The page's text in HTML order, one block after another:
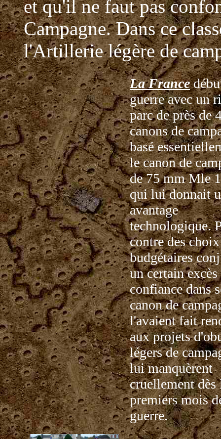
et qu'il ne faut pas
Campagne. Dans ce
l'Artillerie légère de
La France
guerre avec un
parc de près de
canons de
basé
le canon de
de 75 mm Mle
qui lui donnait
avantage
technologique.
contre des choix
budgétaires
un certain excès
confiance dans
canon de
l'avaient fait
aux projets
légers de
lui manquèrent
cruellement dès
premiers mois
guerre.